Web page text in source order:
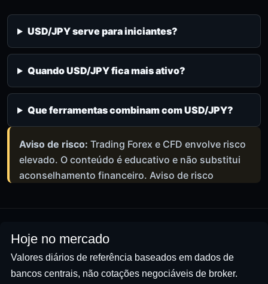
USD/JPY serve para iniciantes?
Quando USD/JPY fica mais ativo?
Que ferramentas combinam com USD/JPY?
Aviso de risco: Trading Forex e CFD envolve risco
elevado. O conteúdo é educativo e não substitui
aconselhamento financeiro. Aviso de risco
Hoje no mercado
Valores diários de referência baseados em dados de
bancos centrais, não cotações negociáveis de broker.